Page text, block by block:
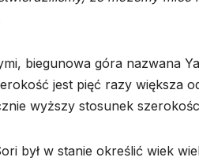
biegunowa góra nazwana
jest pięć razy większa
wyższy stosunek
był w stanie określić wiek